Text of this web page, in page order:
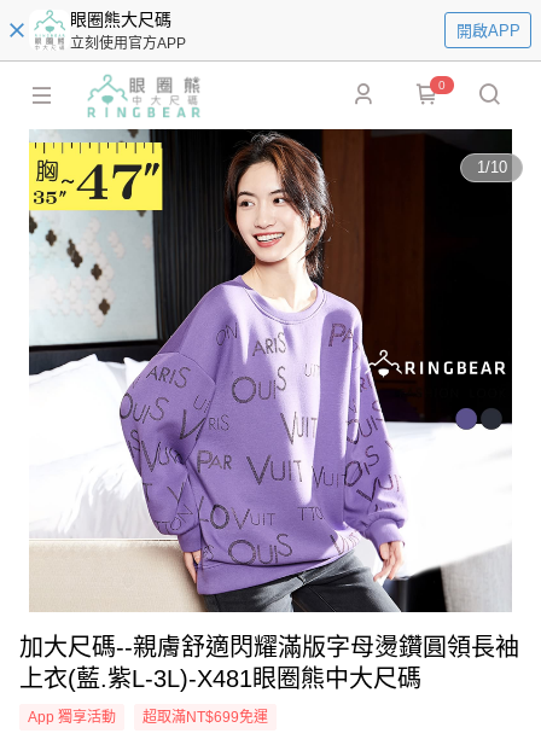
眼圈熊大尺碼
立刻使用官方APP
開啟APP
0
1/10
加大尺碼--親膚舒適閃耀滿版字母燙鑽圓領長袖
上衣(藍.紫L-3L)-X481眼圈熊中大尺碼
App 獨享活動 超取滿NT$699免運